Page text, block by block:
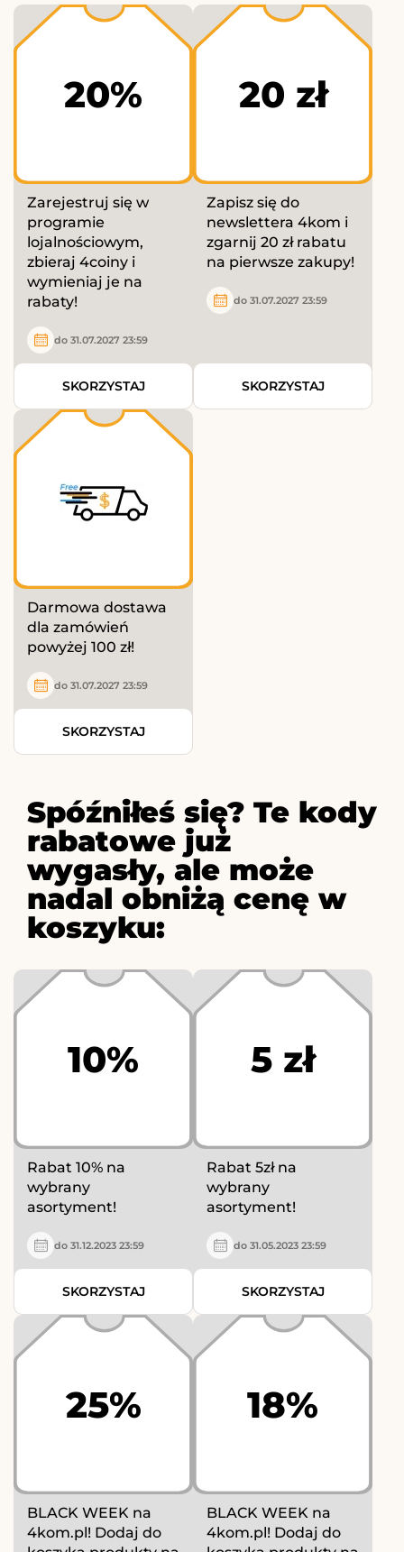
20%
Zarejestruj się w
programie
lojalnościowym,
zbieraj 4coiny i
wymieniaj je na
rabaty!
do 31.07.2027 23:59
SKORZYSTAJ
20 zł
Zapisz się do
newslettera 4kom i
zgarnij 20 zł rabatu
na pierwsze zakupy!
do 31.07.2027 23:59
SKORZYSTAJ
Darmowa dostawa
dla zamówień
powyżej 100 zł!
do 31.07.2027 23:59
SKORZYSTAJ
Spóźniłeś się? Te kody
rabatowe już
wygasły, ale może
nadal obniżą cenę w
koszyku:
10%
Rabat 10% na
wybrany
asortyment!
do 31.12.2023 23:59
SKORZYSTAJ
5 zł
Rabat 5zł na
wybrany
asortyment!
do 31.05.2023 23:59
SKORZYSTAJ
25%
BLACK WEEK na
4kom.pl! Dodaj do
18%
BLACK WEEK na
4kom.pl! Dodaj do